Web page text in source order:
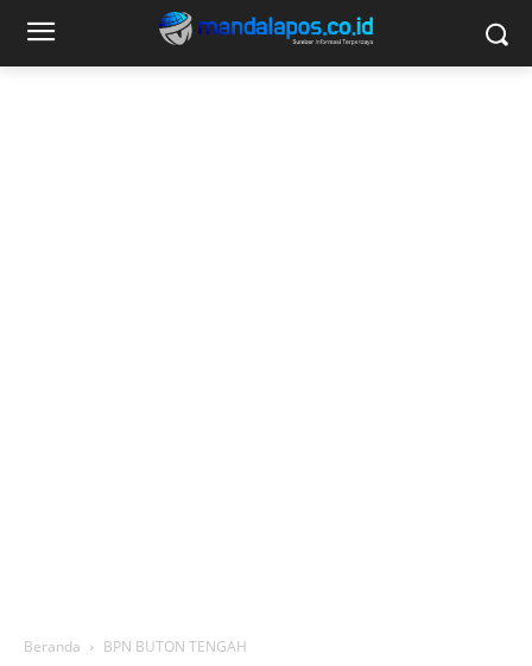
Beranda BPN BUTON TENGAH